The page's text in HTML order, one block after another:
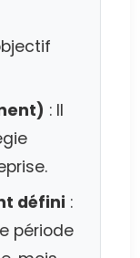
: Il
défini :
période